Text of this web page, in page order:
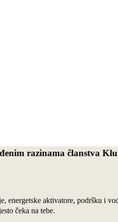
razinama članstva
energetske aktivatore, podršku i
čeka na tebe.